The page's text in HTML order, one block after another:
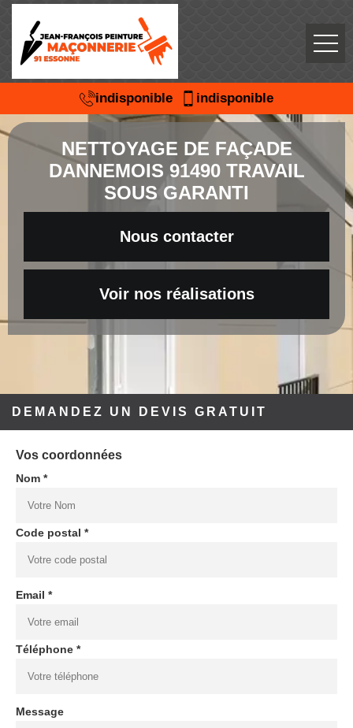
indisponible indisponible
NETTOYAGE DE FAÇADE
DANNEMOIS 91490 TRAVAIL
SOUS GARANTI
Nous contacter
Voir nos réalisations
DEMANDEZ UN DEVIS GRATUIT
Vos coordonnées
Nom *
Code postal *
Email *
Téléphone *
Message